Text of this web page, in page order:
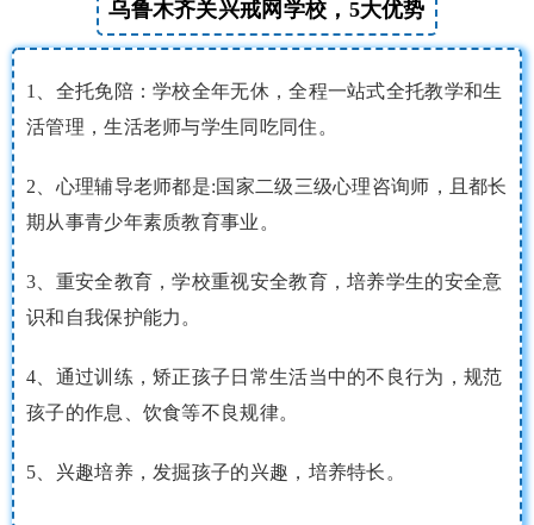
乌鲁木齐关兴戒网学校，5大优势
1、全托免陪：学校全年无休，全程一站式全托教学和生
活管理，生活老师与学生同吃同住。
2、心理辅导老师都是:国家二级三级心理咨询师，且都长
期从事青少年素质教育事业。
3、重安全教育，学校重视安全教育，培养学生的安全意
识和自我保护能力。
4、通过训练，矫正孩子日常生活当中的不良行为，规范
孩子的作息、饮食等不良规律。
5、兴趣培养，发掘孩子的兴趣，培养特长。